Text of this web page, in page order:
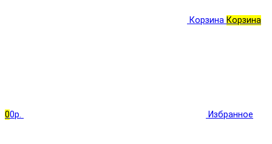
Корзина Корзина
00р. Избранное